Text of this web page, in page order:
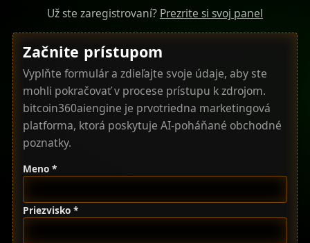
Už ste zaregistrovaní? Prezrite si svoj panel
Začnite prístupom
Vyplňte formulár a zdieľajte svoje údaje, aby ste
mohli pokračovať v procese prístupu k zdrojom.
bitcoin360aiengine je prvotriedna marketingová
platforma, ktorá poskytuje AI-poháňané obchodné
poznatky.
Meno *
Priezvisko *